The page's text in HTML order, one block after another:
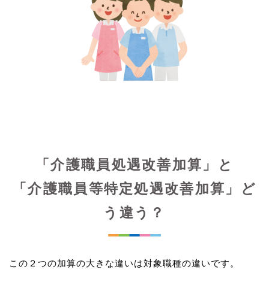
「介護職員処遇改善加算」と
「介護職員等特定処遇改善加算」ど
う違う？
この２つの加算の大きな違いは対象職種の違いです。